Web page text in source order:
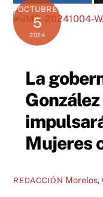
OCTUBRE
5
2024
La
Mujeres
REDACCIÓN Morelos,